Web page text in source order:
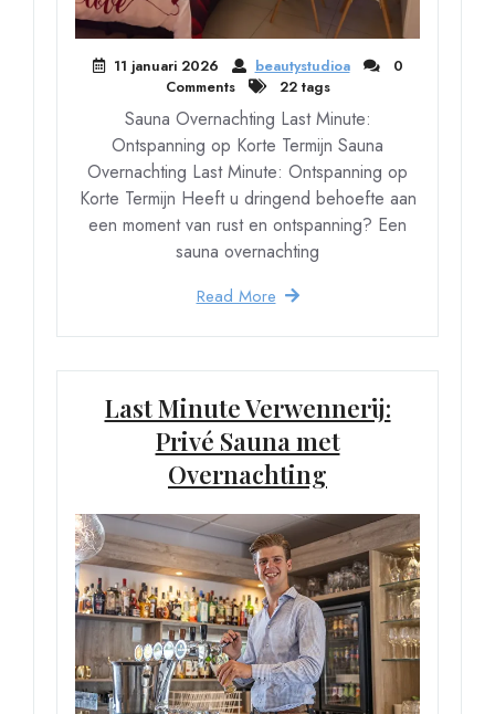
11 januari 2026 beautystudioa
0
Comments
22 tags
Sauna Overnachting Last Minute:
Ontspanning op Korte Termijn Sauna
Overnachting Last Minute: Ontspanning op
Korte Termijn Heeft u dringend behoefte aan
een moment van rust en ontspanning? Een
sauna overnachting
Read More
Last Minute Verwennerij:
Privé Sauna met
Overnachting